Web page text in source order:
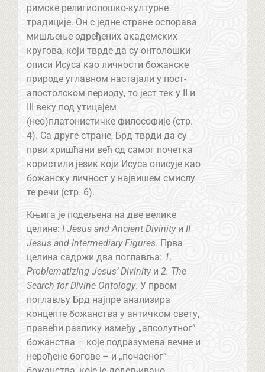
римске религиолошко-културне
традиције. Он с једне стране оспорава
мишљење одређених академских
кругова, који тврде да су онтолошки
описи Исуса као личности божанске
природе углавном настајали у пост-
апостолском периоду, то јест тек у II и
III веку под утицајем
(нео)платонистичке философије (стр.
4). Са друге стране, Брд тврди да су
први хришћани већ од самог почетка
користили језик који Исуса описује као
божанску личност у највишем смислу
те речи (стр. 6).
Књига је подељена на две велике
целине: I Jesus and Ancient Divinityи II
Jesus and Intermediary Figures. Прва
целина садржи два поглавља: 1.
Problematizing Jesus’ Divinityи 2. The
Search for Divine Оntology. У првом
поглављу Брд најпре анализира
концепте божанства у античком свету,
правећи разлику између „апсолутног”
божанства – које подразумева вечне и
нерођене богове – и „почасног”